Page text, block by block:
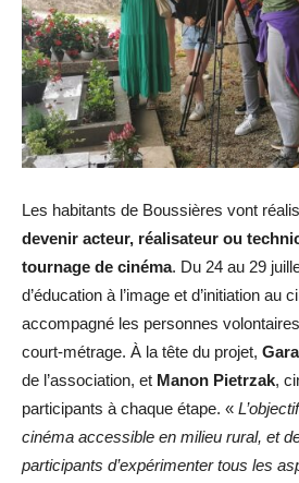
Les habitants de Boussières vont
devenir acteur, réalisateur ou
tournage de cinéma. Du 24 au 29
d’éducation à l’image et d’initiation au
accompagné les personnes
court-métrage. À la tête du projet,
de l’association, et Manon Pietrzak,
participants à chaque étape. «
cinéma accessible en milieu rural, et
participants d’expérimenter tous les